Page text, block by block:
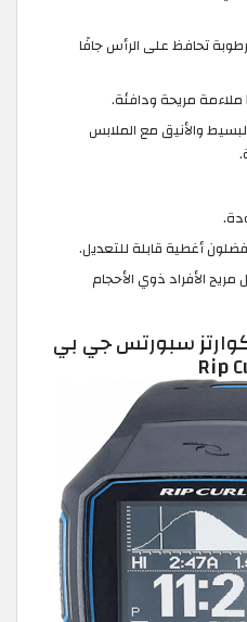
تحافظ على الرأس جافًا
والأنيق مع الملابس
أغطية قابلة للتعديل.
الأفراد ذوي الأحجام
سبورتس جي بي